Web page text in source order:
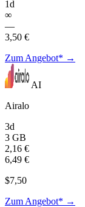
1d
∞
—
3,50 €
Zum Angebot* →
AI
Airalo
3d
3 GB
2,16 €
6,49 €
$7,50
Zum Angebot* →